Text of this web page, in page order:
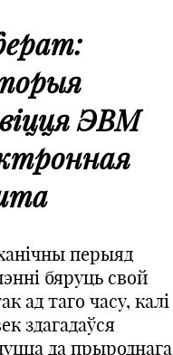
ЭВМ
перыяд
бяруць свой
ад таго часу, калі
здагадаўся
да прыроднага